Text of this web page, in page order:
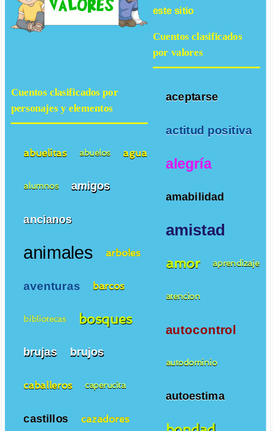
este sitio
Cuentos clasificados
por valores
aceptarse
actitud positiva
alegría
amabilidad
amistad
amor aprendizaje
atencion
autocontrol
autodominio
autoestima
Cuentos clasificados por
personajes y elementos
abuelitas abuelos agua
alumnos amigos
ancianos
animales arboles
aventuras barcos
bibliotecas bosques
brujas brujos
caballeros caperucita
castillos cazadores